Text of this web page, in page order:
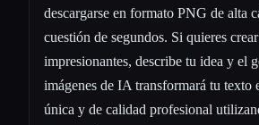
descargarse en formato PNG de alta
cuestión de segundos. Si quieres
impresionantes, describe tu idea y el
imágenes de IA transformará tu texto
única y de calidad profesional